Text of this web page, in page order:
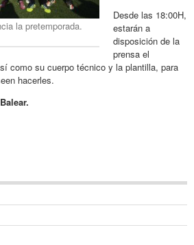
la pretemporada.
Desde las 18:00H,
estarán a
disposición de la
prensa el
como su cuerpo técnico y la plantilla, para
hacerles.